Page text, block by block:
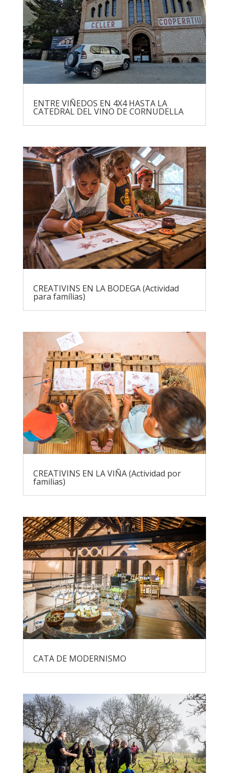
ENTRE VIÑEDOS EN 4X4 HASTA LA
CATEDRAL DEL VINO DE CORNUDELLA
CREATIVINS EN LA BODEGA (Actividad
para famílias)
CREATIVINS EN LA VIÑA (Actividad por
familias)
CATA DE MODERNISMO